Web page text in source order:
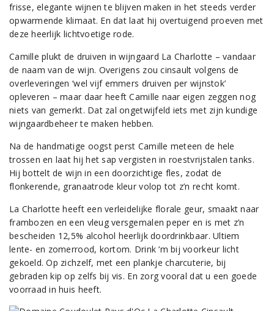
frisse, elegante wijnen te blijven maken in het steeds verder
opwarmende klimaat. En dat laat hij overtuigend proeven met
deze heerlijk lichtvoetige rode.
Camille plukt de druiven in wijngaard La Charlotte – vandaar
de naam van de wijn. Overigens zou cinsault volgens de
overleveringen ‘wel vijf emmers druiven per wijnstok’
opleveren – maar daar heeft Camille naar eigen zeggen nog
niets van gemerkt. Dat zal ongetwijfeld iets met zijn kundige
wijngaardbeheer te maken hebben.
Na de handmatige oogst perst Camille meteen de hele
trossen en laat hij het sap vergisten in roestvrijstalen tanks.
Hij bottelt de wijn in een doorzichtige fles, zodat de
flonkerende, granaatrode kleur volop tot z’n recht komt.
La Charlotte heeft een verleidelijke florale geur, smaakt naar
frambozen en een vleug versgemalen peper en is met z’n
bescheiden 12,5% alcohol heerlijk doordrinkbaar. Ultiem
lente- en zomerrood, kortom. Drink ‘m bij voorkeur licht
gekoeld. Op zichzelf, met een plankje charcuterie, bij
gebraden kip op zelfs bij vis. En zorg vooral dat u een goede
voorraad in huis heeft.